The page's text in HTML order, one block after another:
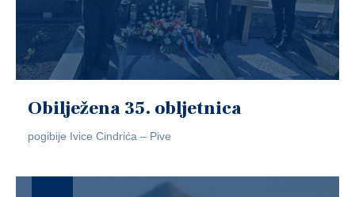
Obilježena 35. obljetnica
pogibije Ivice Cindrića – Pive